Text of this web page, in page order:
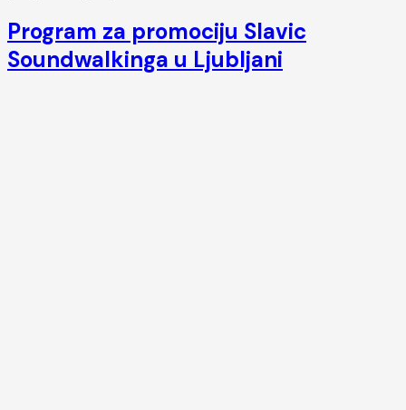
Program za promociju Slavic
Soundwalkinga u Ljubljani